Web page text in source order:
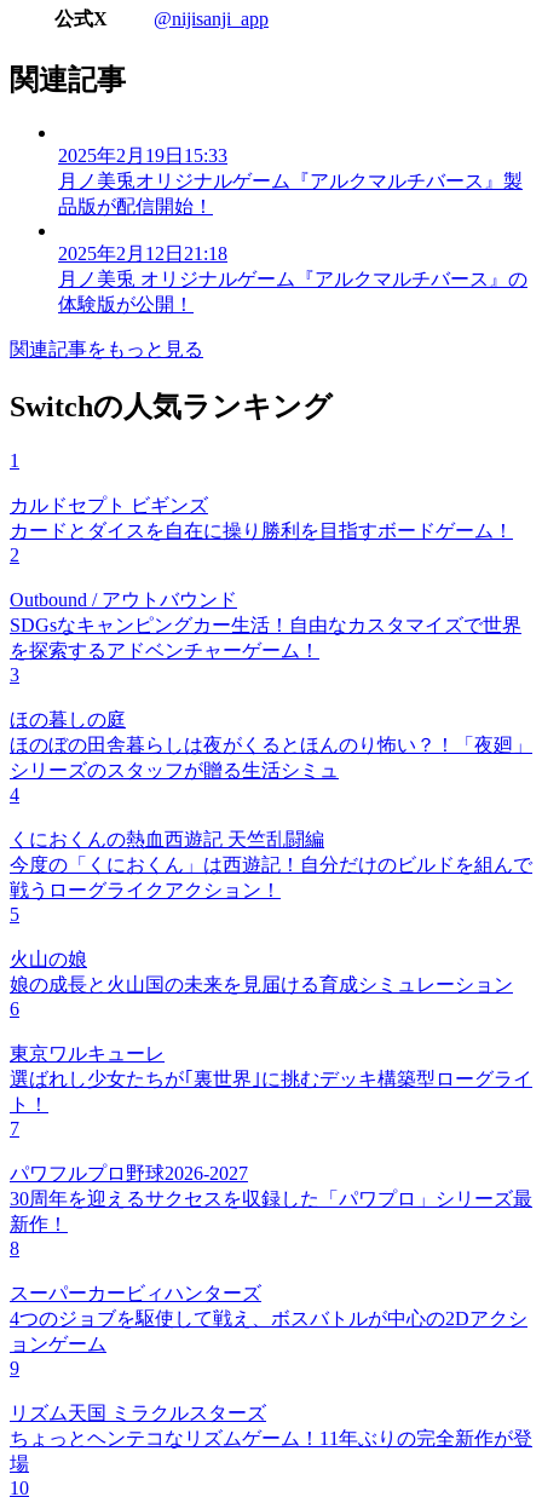
公式X
@nijisanji_app
関連記事
2025年2月19日15:33
月ノ美兎オリジナルゲーム『アルクマルチバース』製
品版が配信開始！
2025年2月12日21:18
月ノ美兎 オリジナルゲーム『アルクマルチバース』の
体験版が公開！
関連記事をもっと見る
Switchの人気ランキング
1
カルドセプト ビギンズ
カードとダイスを自在に操り勝利を目指すボードゲーム！
2
Outbound / アウトバウンド
SDGsなキャンピングカー生活！自由なカスタマイズで世界
を探索するアドベンチャーゲーム！
3
ほの暮しの庭
ほのぼの田舎暮らしは夜がくるとほんのり怖い？！「夜廻」
シリーズのスタッフが贈る生活シミュ
4
くにおくんの熱血西遊記 天竺乱闘編
今度の「くにおくん」は西遊記！自分だけのビルドを組んで
戦うローグライクアクション！
5
火山の娘
娘の成長と火山国の未来を見届ける育成シミュレーション
6
東京ワルキューレ
選ばれし少女たちが｢裏世界｣に挑むデッキ構築型ローグライ
ト！
7
パワフルプロ野球2026-2027
30周年を迎えるサクセスを収録した「パワプロ」シリーズ最
新作！
8
スーパーカービィハンターズ
4つのジョブを駆使して戦え、ボスバトルが中心の2Dアクシ
ョンゲーム
9
リズム天国 ミラクルスターズ
ちょっとヘンテコなリズムゲーム！11年ぶりの完全新作が登
場
10